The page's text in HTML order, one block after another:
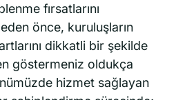
fırsatlarını
önce, kuruluşların
dikkatli bir şekilde
göstermeniz oldukça
hizmet sağlayan